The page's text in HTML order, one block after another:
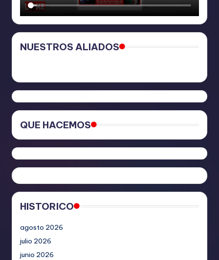
NUESTROS ALIADOS
QUE HACEMOS
HISTORICO
agosto 2026
julio 2026
junio 2026